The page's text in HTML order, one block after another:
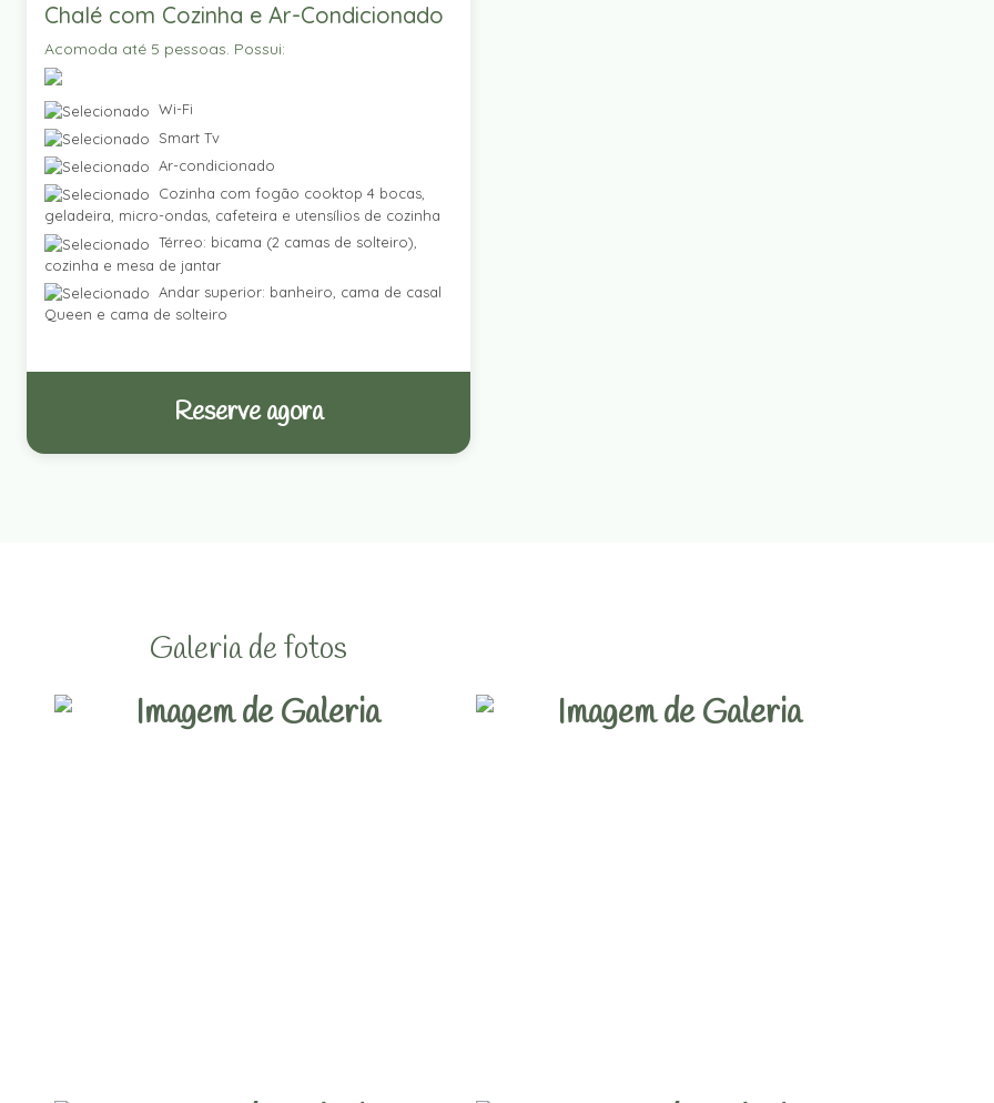
Chalé com Cozinha e Ar-Condicionado
Acomoda até 5 pessoas. Possui:
Wi-Fi
Smart Tv
Ar-condicionado
Cozinha com fogão cooktop 4 bocas,
geladeira, micro-ondas, cafeteira e utensílios de cozinha
Térreo: bicama (2 camas de solteiro),
cozinha e mesa de jantar
Andar superior: banheiro, cama de casal
Queen e cama de solteiro
Reserve agora
Galeria de fotos